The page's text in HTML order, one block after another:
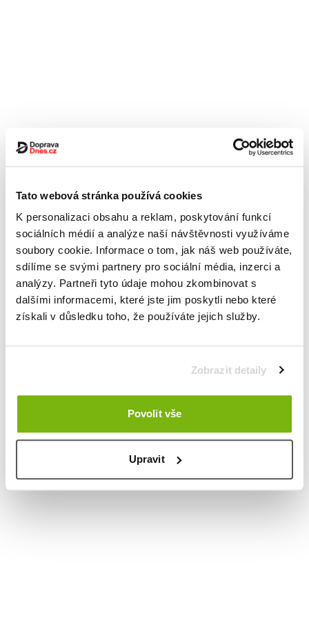
Tato webová stránka používá cookies
K personalizaci obsahu a reklam, poskytování funkcí
sociálních médií a analýze naší návštěvnosti využíváme
soubory cookie. Informace o tom, jak náš web používáte,
sdílíme se svými partnery pro sociální média, inzerci a
analýzy. Partneři tyto údaje mohou zkombinovat s
dalšími informacemi, které jste jim poskytli nebo které
získali v důsledku toho, že používáte jejich služby.
Zobrazit detaily
Povolit vše
Upravit